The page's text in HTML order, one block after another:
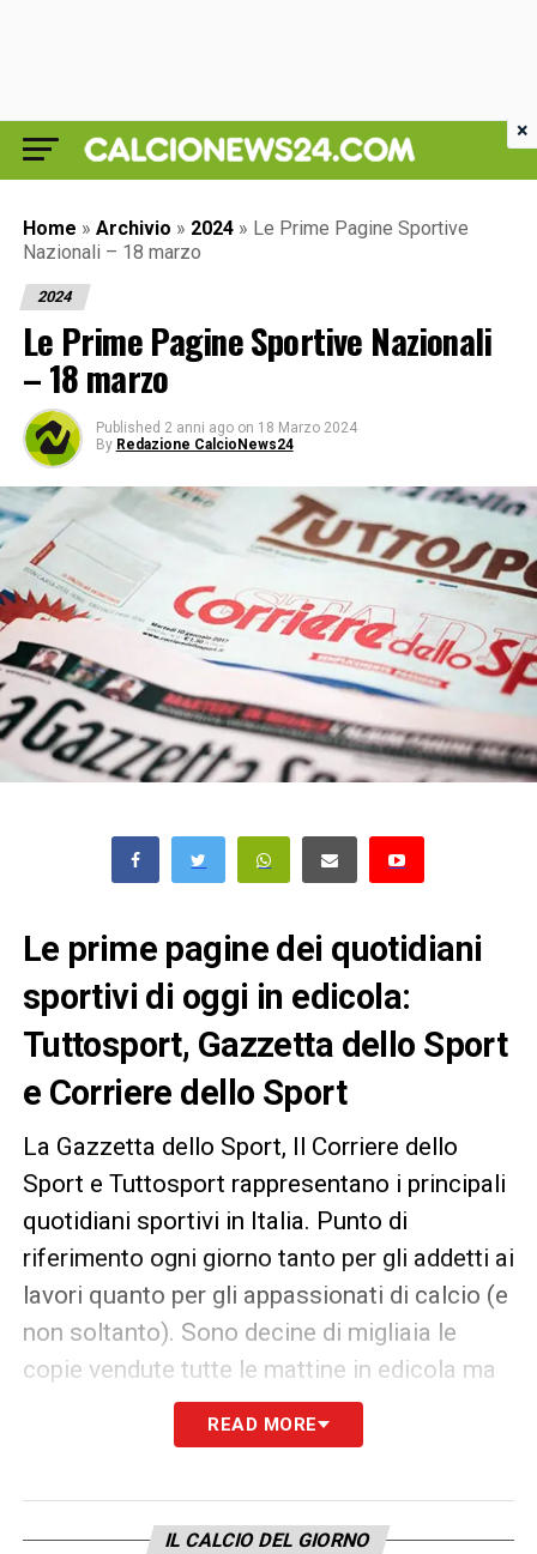
Home » Archivio » 2024 » Le Prime Pagine Sportive
Nazionali – 18 marzo
2024
Le Prime Pagine Sportive Nazionali
– 18 marzo
Published 2 anni ago on 18 Marzo 2024
By Redazione CalcioNews24
Le prime pagine dei quotidiani
sportivi di oggi in edicola:
Tuttosport, Gazzetta dello Sport
e Corriere dello Sport
La Gazzetta dello Sport, Il Corriere dello
Sport e Tuttosport rappresentano i principali
quotidiani sportivi in Italia. Punto di
riferimento ogni giorno tanto per gli addetti ai
lavori quanto per gli appassionati di calcio (e
non soltanto). Sono decine di migliaia le
copie vendute tutte le mattine in edicola ma
un’anteprima dei principali contenuti può
essere consultata già dalla sera precedente.
READ MORE
IL CALCIO DEL GIORNO
×